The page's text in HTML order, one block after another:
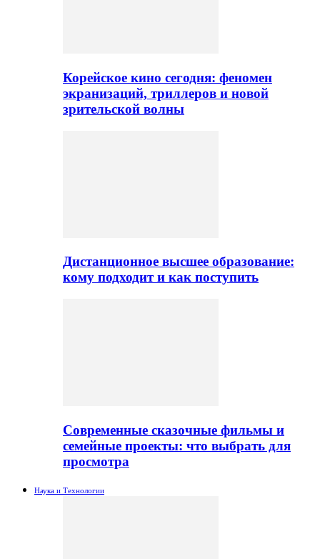
Корейское кино сегодня: феномен
экранизаций, триллеров и новой
зрительской волны
Дистанционное высшее образование:
кому подходит и как поступить
Современные сказочные фильмы и
семейные проекты: что выбрать для
просмотра
Наука и Технологии